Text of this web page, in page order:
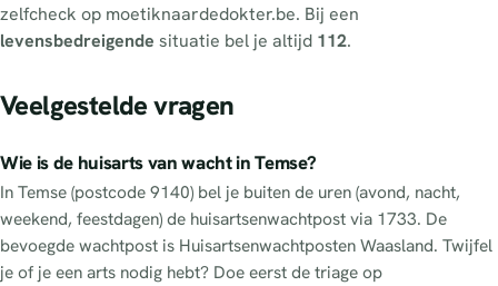
zelfcheck op moetiknaardedokter.be. Bij een
levensbedreigende situatie bel je altijd 112.
Veelgestelde vragen
Wie is de huisarts van wacht in Temse?
In Temse (postcode 9140) bel je buiten de uren (avond, nacht,
weekend, feestdagen) de huisartsenwachtpost via 1733. De
bevoegde wachtpost is Huisartsenwachtposten Waasland. Twijfel
je of je een arts nodig hebt? Doe eerst de triage op